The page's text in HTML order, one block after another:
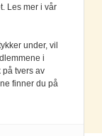
Les mer i vår
under, vil
i
på tvers av
finner du på